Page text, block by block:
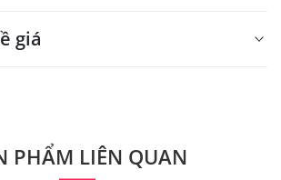
giá
liên hệ để có thông tin chính xác.
PHẨM LIÊN QUAN